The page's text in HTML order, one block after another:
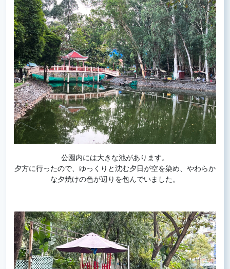
公園内には大きな池があります。
夕方に行ったので、ゆっくりと沈む夕日が空を染め、やわらか
な夕焼けの色が辺りを包んでいました。